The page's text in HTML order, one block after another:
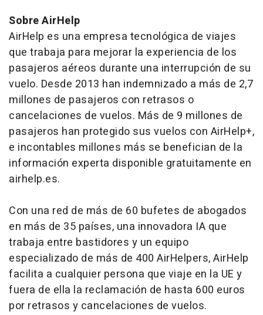
Sobre AirHelp
​AirHelp es una empresa tecnológica de viajes
que trabaja para mejorar la experiencia de los
pasajeros aéreos durante una interrupción de su
vuelo. Desde 2013 han indemnizado a más de 2,7
millones de pasajeros con retrasos o
cancelaciones de vuelos. Más de 9 millones de
pasajeros han protegido sus vuelos con AirHelp+,
e incontables millones más se benefician de la
información experta disponible gratuitamente en
airhelp.es.
Con una red de más de 60 bufetes de abogados
en más de 35 países, una innovadora IA que
trabaja entre bastidores y un equipo
especializado de más de 400 AirHelpers, AirHelp
facilita a cualquier persona que viaje en la UE y
fuera de ella la reclamación de hasta 600 euros
por retrasos y cancelaciones de vuelos.